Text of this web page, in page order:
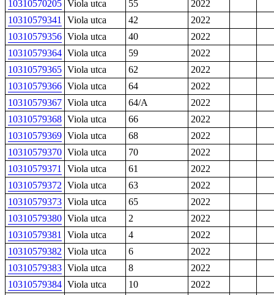
10310570205 Viola utca 55
2022
10310579341
Viola utca 42
2022
10310579356 Viola utca 40
2022
10310579364 Viola utca 59
2022
10310579365 Viola utca 62
2022
10310579366 Viola utca 64
2022
10310579367 Viola utca 64/A
2022
10310579368 Viola utca 66
2022
10310579369 Viola utca 68
2022
10310579370 Viola utca 70
2022
10310579371
Viola utca 61
2022
10310579372 Viola utca 63
2022
10310579373 Viola utca 65
2022
10310579380 Viola utca 2
2022
10310579381
Viola utca 4
2022
10310579382 Viola utca 6
2022
10310579383 Viola utca 8
2022
10310579384 Viola utca 10
2022